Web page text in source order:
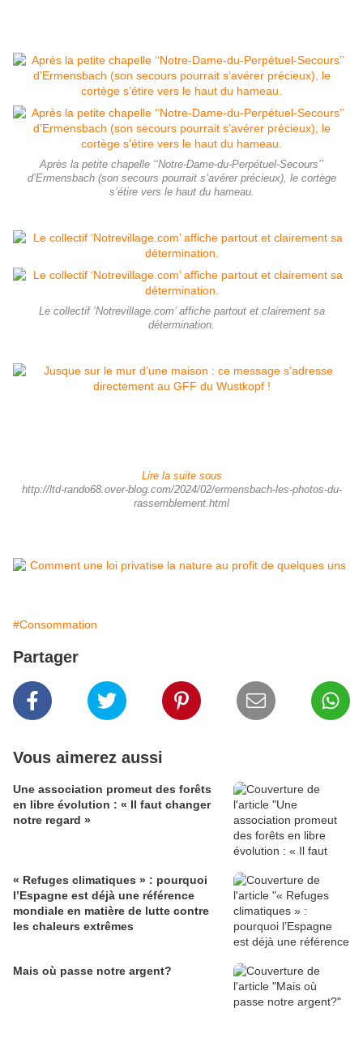
Après la petite chapelle ‘‘Notre-Dame-du-Perpétuel-Secours’’
d’Ermensbach (son secours pourrait s’avérer précieux), le cortège
s’étire vers le haut du hameau.
Le collectif ‘Notrevillage.com’ affiche partout et clairement sa
détermination.
Lire la suite sous
http://ltd-rando68.over-blog.com/2024/02/ermensbach-les-photos-du-
rassemblement.html
#Consommation
Partager
Vous aimerez aussi
Une association promeut des forêts
en libre évolution : « Il faut changer
notre regard »
« Refuges climatiques » : pourquoi
l’Espagne est déjà une référence
mondiale en matière de lutte contre
les chaleurs extrêmes
Mais où passe notre argent?